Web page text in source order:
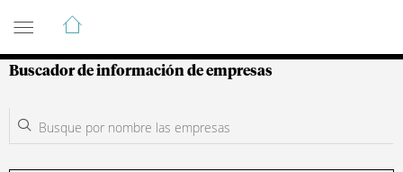
Guía de Empresas Colombianas
Buscador de información de empresas